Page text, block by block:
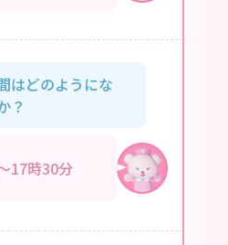
はどのようにな
？
17時30分